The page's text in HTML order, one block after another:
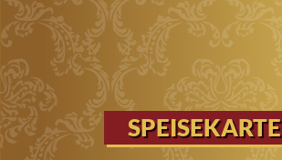
SPEISEKARTE